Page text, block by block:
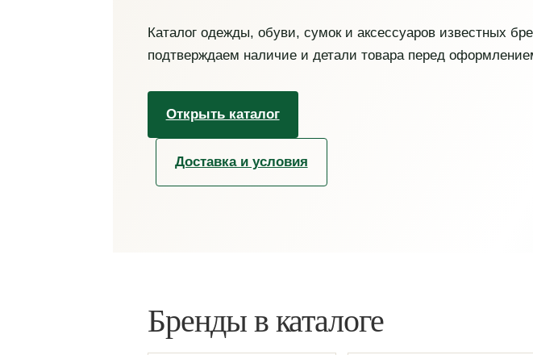
Каталог одежды, обуви, сумок и аксессуаров известных
подтверждаем наличие и детали товара перед
Открыть каталог
Доставка и условия
Бренды в каталоге